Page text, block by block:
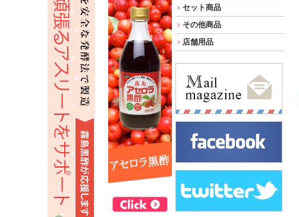
セット商品
その他商品
店舗用品